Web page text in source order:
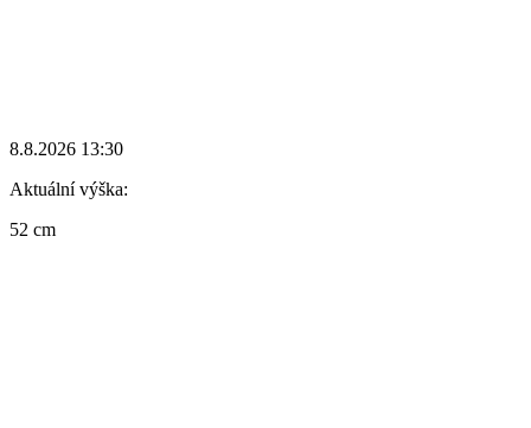
8.8.2026 13:30
Aktuální výška:
52 cm